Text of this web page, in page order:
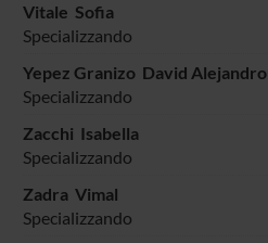
Vitale Sofia
Specializzando
Yepez Granizo David Alejandro
Specializzando
Zacchi Isabella
Specializzando
Zadra Vimal
Specializzando